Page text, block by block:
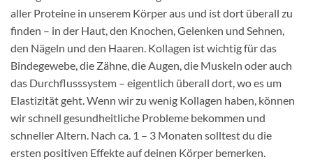
aller Proteine in unserem Körper aus und ist dort überall zu
finden – in der Haut, den Knochen, Gelenken und Sehnen,
den Nägeln und den Haaren. Kollagen ist wichtig für das
Bindegewebe, die Zähne, die Augen, die Muskeln oder auch
das Durchflusssystem – eigentlich überall dort, wo es um
Elastizität geht. Wenn wir zu wenig Kollagen haben, können
wir schnell gesundheitliche Probleme bekommen und
schneller Altern. Nach ca. 1 – 3 Monaten solltest du die
ersten positiven Effekte auf deinen Körper bemerken.